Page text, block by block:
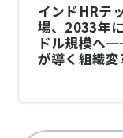
インドHRテ
場、2033年
ドル規模へ
が導く組織変